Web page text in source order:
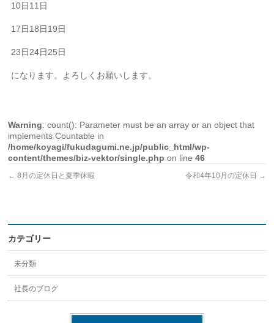
10日11日
17日18日19日
23日24日25日
になります。よろしくお願いします。
Warning: count(): Parameter must be an array or an object that
implements Countable in
/home/koyagi/fukudagumi.ne.jp/public_html/wp-
content/themes/biz-vektor/single.php on line46
← 8月の定休日と夏季休暇 令和4年10月の定休日 →
カテゴリー
未分類
社長のブログ